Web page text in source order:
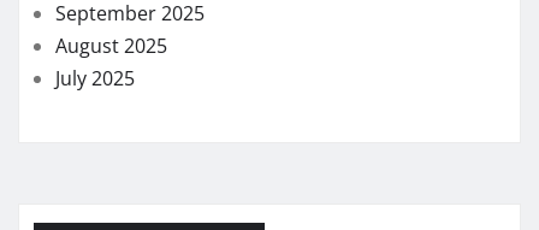
September 2025
August 2025
July 2025